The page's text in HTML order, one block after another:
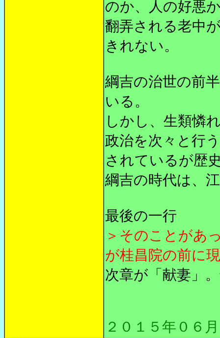
のか、人の好悪
翻弄される老中
きれない。
綱吉の治世の前
いる。
しかし、生類憐
政治を次々と行
されているが歴
綱吉の時代は、
最後の一行
＞そのことがあ
が桂昌院の前に
次章が「献妻」
２０１５年０６